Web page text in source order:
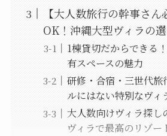
【大人数旅行の幹事さ
OK！沖縄大型ヴィラの
1棟貸切だからできる
有スペースの魅力
研修・合宿・三世代旅
ルにはない特別なヴィ
大人数向けヴィラ探
ヴィラで最高のリゾー